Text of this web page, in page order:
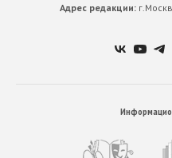
Адрес редакции: